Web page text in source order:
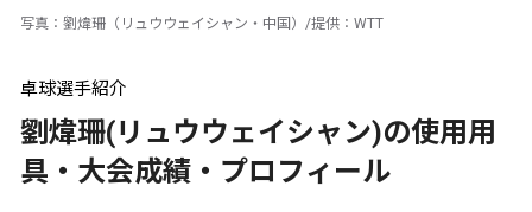
写真：劉煒珊（リュウウェイシャン・中国）/提供：WTT
卓球選手紹介
劉煒珊(リュウウェイシャン)の使用用
具・大会成績・プロフィール